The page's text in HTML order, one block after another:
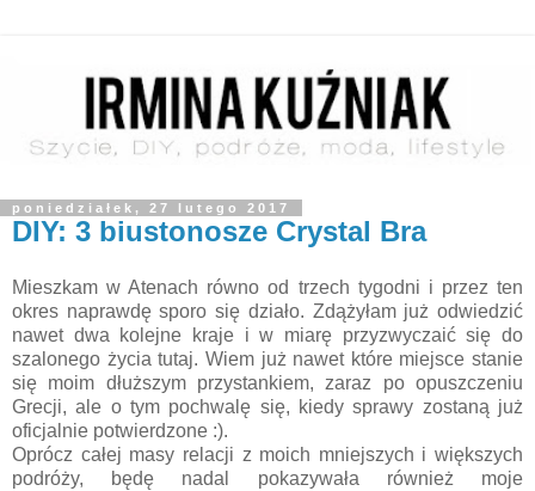
poniedziałek, 27 lutego 2017
DIY: 3 biustonosze Crystal Bra
Mieszkam w Atenach równo od trzech tygodni i przez ten
okres naprawdę sporo się działo. Zdążyłam już odwiedzić
nawet dwa kolejne kraje i w miarę przyzwyczaić się do
szalonego życia tutaj. Wiem już nawet które miejsce stanie
się moim dłuższym przystankiem, zaraz po opuszczeniu
Grecji, ale o tym pochwalę się, kiedy sprawy zostaną już
oficjalnie potwierdzone :).
Oprócz całej masy relacji z moich mniejszych i większych
podróży, będę nadal pokazywała również moje